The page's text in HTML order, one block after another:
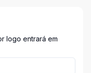
logo entrará em